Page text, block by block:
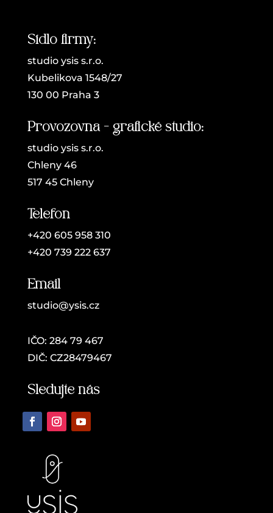
Sídlo firmy:
studio ysis s.r.o.
Kubelikova 1548/27
130 00 Praha 3
Provozovna - grafické studio:
studio ysis s.r.o.
Chleny 46
517 45 Chleny
Telefon
+420 605 958 310
+420 739 222 637
Email
studio@ysis.cz
IČO: 284 79 467
DIČ: CZ28479467
Sledujte nás